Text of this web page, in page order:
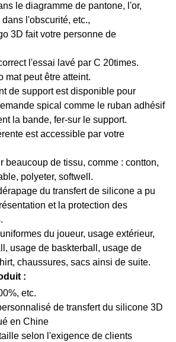
le diagramme de pantone, l'or,
dans l'obscurité, etc.,
3D fait votre personne de
l'essai lavé par C 20times.
mat peut être atteint.
de support est disponible pour
spical comme le ruban adhésif
la bande, fer-sur le support.
est accessible par votre
beaucoup de tissu, comme : contton,
polyeter, softwell.
du transfert de silicone a pu
et la protection des
du joueur, usage extérieur,
usage de baskterball, usage de
chaussures, sacs ainsi de suite.
:
etc.
de transfert du silicone 3D
en Chine
selon l'exigence de clients